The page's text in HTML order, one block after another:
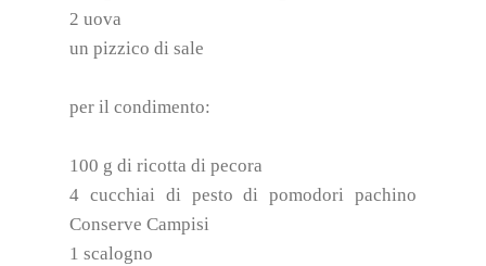
2 uova
un pizzico di sale
per il condimento:
100 g di ricotta di pecora
4 cucchiai di pesto di pomodori pachino
Conserve Campisi
1 scalogno